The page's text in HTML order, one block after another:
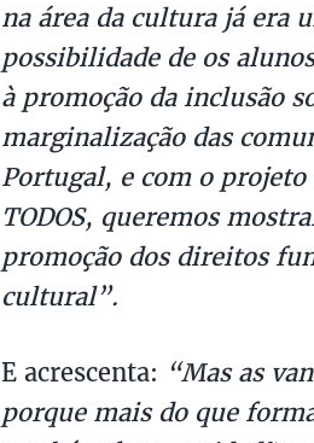
na área da cultura já era
possibilidade de os
à promoção da inclusão
marginalização das
Portugal, e com o projeto
TODOS, queremos
promoção dos direitos
cultural”.
E acrescenta: “Mas as
porque mais do que